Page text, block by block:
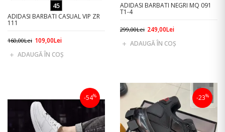
45
ADIDASI BARBATI CASUAL VIP ZR
111
160,00Lei 109,00Lei
ADAUGĂ ÎN COŞ
ADIDASI BARBATI NEGRI MQ 091
T1-4
299,00Lei 249,00Lei
ADAUGĂ ÎN COŞ
-54% -23%